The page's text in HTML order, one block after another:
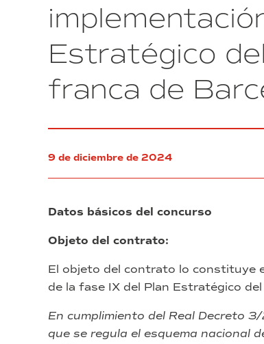
Estratégico
franca de
9 de diciembre de 2024
Datos básicos del concurso
Objeto del contrato:
El objeto del contrato lo constituye
de la fase IX del Plan Estratégico
En cumplimiento del Real Decreto
que se regula el esquema nacional